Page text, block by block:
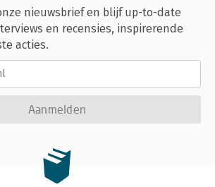
nieuwsbrief en blijf up-to-date
en recensies, inspirerende
acties.
Aanmelden